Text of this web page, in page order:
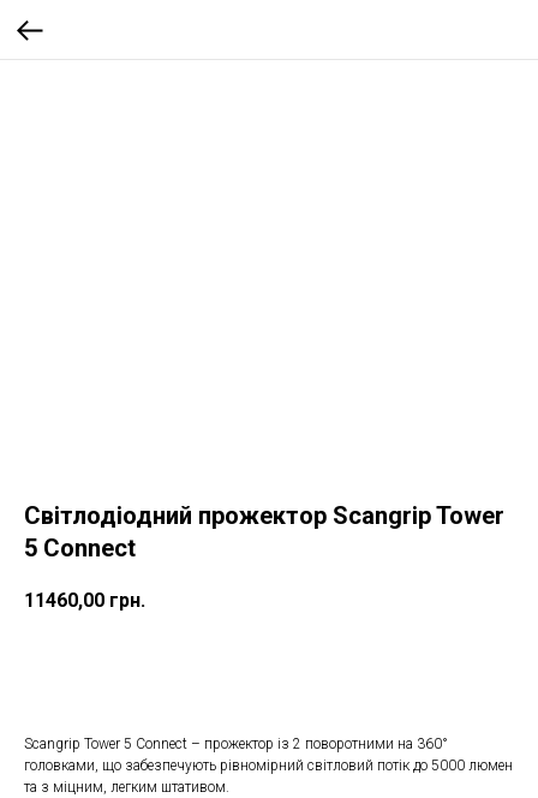
Світлодіодний прожектор Scangrip Tower
5 Connect
11460,00 грн.
Scangrip Tower 5 Connect – прожектор із 2 поворотними на 360°
головками, що забезпечують рівномірний світловий потік до 5000 люмен
та з міцним, легким штативом.